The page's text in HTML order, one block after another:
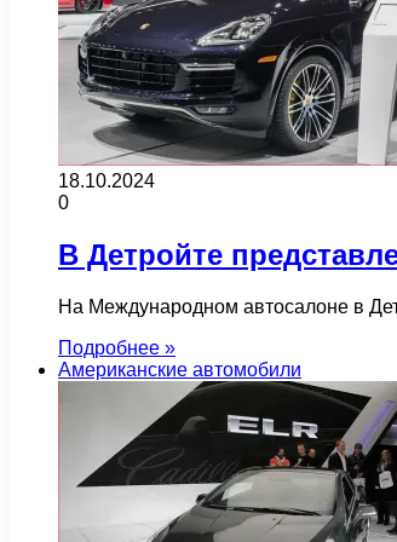
18.10.2024
0
В Детройте
На Международном автосалоне в
Подробнее »
Американские автомобили